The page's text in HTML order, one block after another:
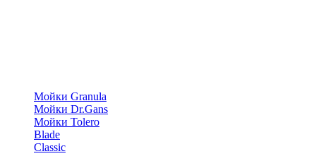
Мойки Granula
Мойки Dr.Gans
Мойки Tolero
Blade
Classic